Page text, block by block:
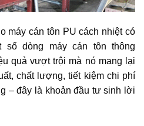
máy cán tôn PU cách nhiệt có
dòng máy cán tôn thông
quả vượt trội mà nó mang lại
chất lượng, tiết kiệm chi phí
– đây là khoản đầu tư sinh lời